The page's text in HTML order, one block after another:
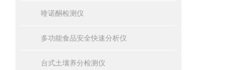
喹诺酮检测仪
多功能食品安全快速分析仪
台式土壤养分检测仪